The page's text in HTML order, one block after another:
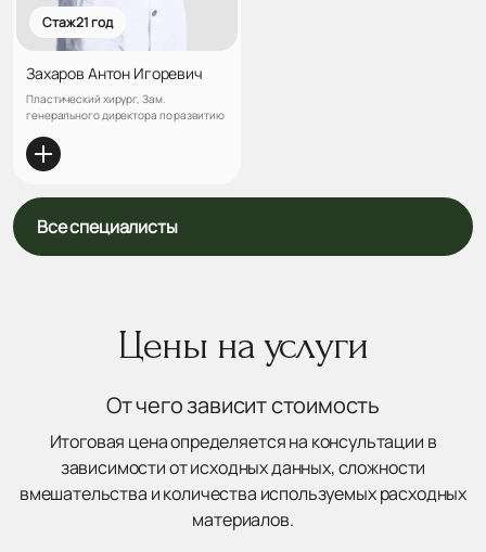
Стаж 21 год
Захаров Антон Игоревич
Пластический хирург, Зам.
генерального директора по развитию
Все специалисты
Цены на услуги
От чего зависит стоимость
Итоговая цена определяется на консультации в
зависимости от исходных данных, сложности
вмешательства и количества используемых расходных
материалов.